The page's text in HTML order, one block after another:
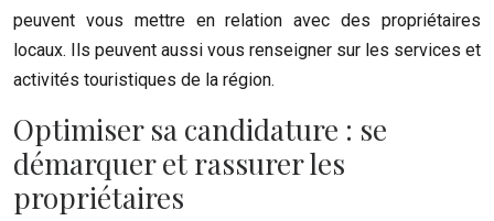
peuvent vous mettre en relation avec des propriétaires
locaux. Ils peuvent aussi vous renseigner sur les services et
activités touristiques de la région.
Optimiser sa candidature : se
démarquer et rassurer les
propriétaires